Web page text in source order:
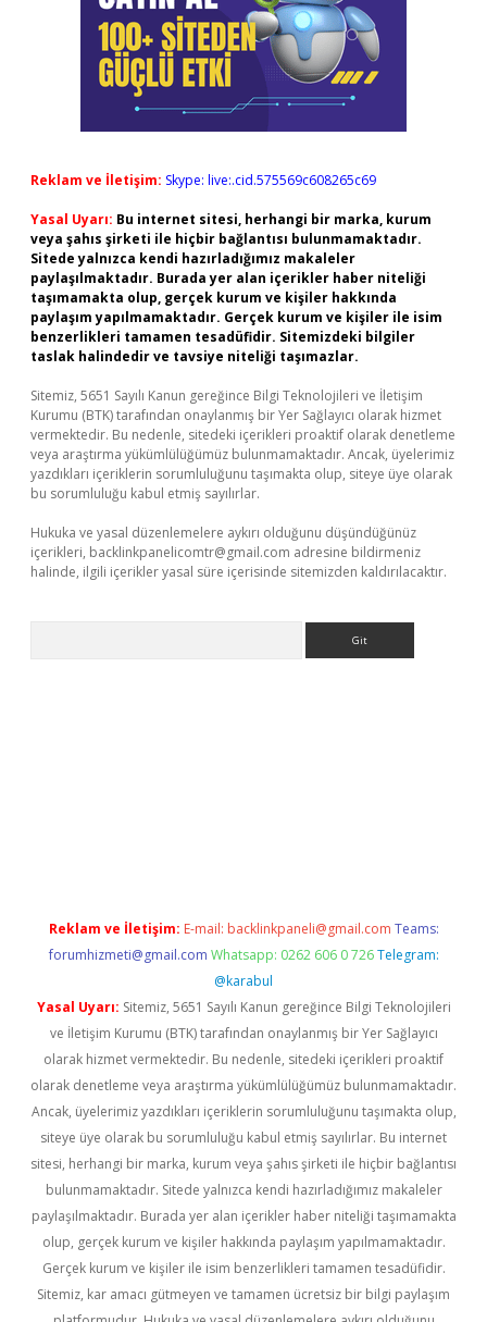
Reklam ve İletişim: Skype: live:.cid.575569c608265c69
Yasal Uyarı: Bu internet sitesi, herhangi bir marka, kurum
veya şahıs şirketi ile hiçbir bağlantısı bulunmamaktadır.
Sitede yalnızca kendi hazırladığımız makaleler
paylaşılmaktadır. Burada yer alan içerikler haber niteliği
taşımamakta olup, gerçek kurum ve kişiler hakkında
paylaşım yapılmamaktadır. Gerçek kurum ve kişiler ile isim
benzerlikleri tamamen tesadüfidir. Sitemizdeki bilgiler
taslak halindedir ve tavsiye niteliği taşımazlar.
Sitemiz, 5651 Sayılı Kanun gereğince Bilgi Teknolojileri ve İletişim
Kurumu (BTK) tarafından onaylanmış bir Yer Sağlayıcı olarak hizmet
vermektedir. Bu nedenle, sitedeki içerikleri proaktif olarak denetleme
veya araştırma yükümlülüğümüz bulunmamaktadır. Ancak, üyelerimiz
yazdıkları içeriklerin sorumluluğunu taşımakta olup, siteye üye olarak
bu sorumluluğu kabul etmiş sayılırlar.
Hukuka ve yasal düzenlemelere aykırı olduğunu düşündüğünüz
içerikleri, backlinkpanelicomtr@gmail.com adresine bildirmeniz
halinde, ilgili içerikler yasal süre içerisinde sitemizden kaldırılacaktır.
Reklam ve İletişim: E-mail: backlinkpaneli@gmail.com Teams:
forumhizmeti@gmail.com Whatsapp: 0262 606 0 726 Telegram:
@karabul
Yasal Uyarı: Sitemiz, 5651 Sayılı Kanun gereğince Bilgi Teknolojileri
ve İletişim Kurumu (BTK) tarafından onaylanmış bir Yer Sağlayıcı
olarak hizmet vermektedir. Bu nedenle, sitedeki içerikleri proaktif
olarak denetleme veya araştırma yükümlülüğümüz bulunmamaktadır.
Ancak, üyelerimiz yazdıkları içeriklerin sorumluluğunu taşımakta olup,
siteye üye olarak bu sorumluluğu kabul etmiş sayılırlar. Bu internet
sitesi, herhangi bir marka, kurum veya şahıs şirketi ile hiçbir bağlantısı
bulunmamaktadır. Sitede yalnızca kendi hazırladığımız makaleler
paylaşılmaktadır. Burada yer alan içerikler haber niteliği taşımamakta
olup, gerçek kurum ve kişiler hakkında paylaşım yapılmamaktadır.
Gerçek kurum ve kişiler ile isim benzerlikleri tamamen tesadüfidir.
Sitemiz, kar amacı gütmeyen ve tamamen ücretsiz bir bilgi paylaşım